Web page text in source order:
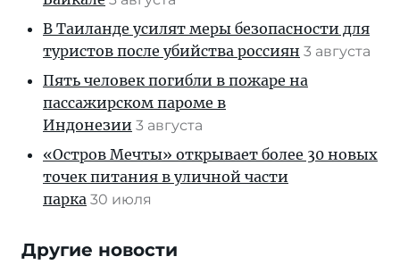
В Таиланде усилят меры безопасности для
туристов после убийства россиян 3 августа
Пять человек погибли в пожаре на
пассажирском пароме в
Индонезии 3 августа
«Остров Мечты» открывает более 30 новых
точек питания в уличной части
парка 30 июля
Другие новости